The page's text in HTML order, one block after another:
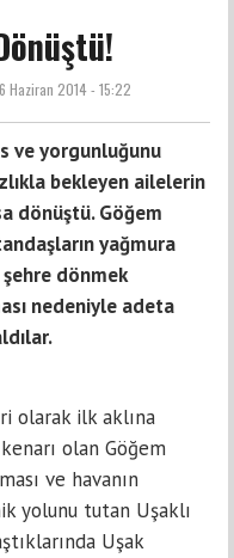
Haziran 2014 - 15:22
ve yorgunluğunu
bekleyen ailelerin
dönüştü. Göğem
yağmura
dönmek
nedeniyle adeta
olarak ilk aklına
olan Göğem
ve havanın
yolunu tutan Uşaklı
Uşak